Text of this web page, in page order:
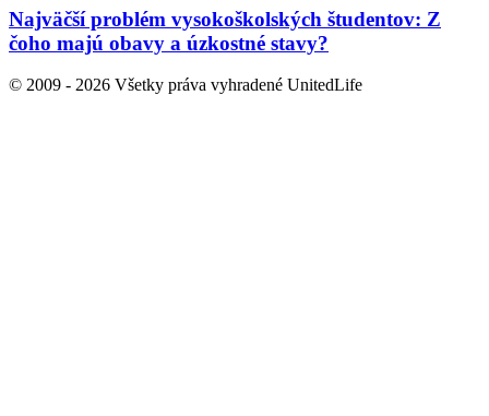
Najväčší problém vysokoškolských študentov: Z
čoho majú obavy a úzkostné stavy?
© 2009 - 2026 Všetky práva vyhradené UnitedLife